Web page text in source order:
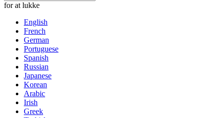
for at lukke
English
French
German
Portuguese
Spanish
Russian
Japanese
Korean
Arabic
Irish
Greek